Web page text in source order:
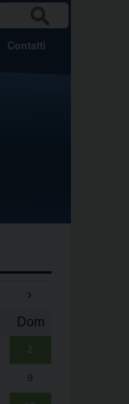
CA
Contatti
›
Dom
2
9